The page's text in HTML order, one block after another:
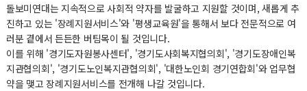
돌보미연대는 지속적으로 사회적 약자를 발굴하고 지원할 것이며, 새롭게 추
진하고 있는 '장례지원서비스'와 '평생교육원'을 통해서 보다 전문적으로 여
러분 곁에서 든든한 버팀목이 될 것입니다.
이를 위해 '경기도자원봉사센터', '경기도사회복지협의회', '경기도장애인복
지관협의회', '경기도노인복지관협의회', '대한노인회 경기연합회'와 업무협
약을 맺고 장례지원서비스를 전개해 나갈 것입니다.